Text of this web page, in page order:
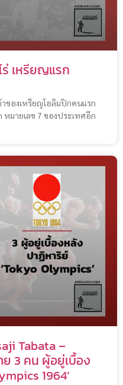
เหรียญแรก
ของเหรียญโอลิมปิกคนแรก
หมายเลข 7 ของประเทศอีก
Tabata –
ย 3 คน ผู้อยู่เบื้อง
1964’